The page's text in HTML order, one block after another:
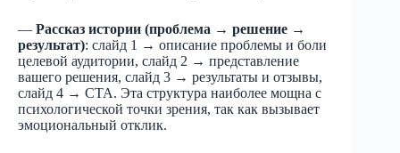
— Рассказ истории (проблема → решение →
результат): слайд 1 → описание проблемы и боли
целевой аудитории, слайд 2 → представление
вашего решения, слайд 3 → результаты и отзывы,
слайд 4 → CTA. Эта структура наиболее мощна с
психологической точки зрения, так как вызывает
эмоциональный отклик.